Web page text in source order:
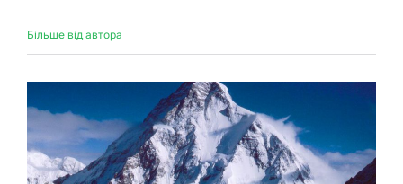
Більше від автора